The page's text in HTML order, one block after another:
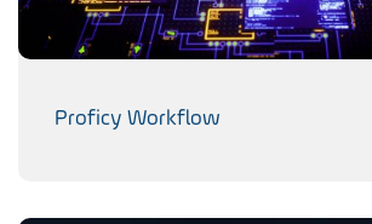
Proficy Workflow